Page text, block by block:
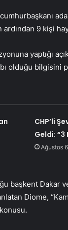
ardından 9 kişi
yaptığı
olduğu bilgisini
CHP’li
Geldi: “3
Ağustos
başkent Dakar
Diome,